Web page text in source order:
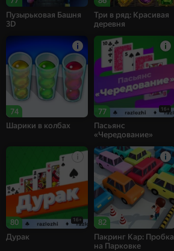
Пузырьковая Башня
3D
Три в ряд: Красивая
деревня
74
Шарики в колбах
77 16+
Пасьянс
«Чередование»
80 16+
Дурак
82
Пакринг Кар: Пробка
на Парковке